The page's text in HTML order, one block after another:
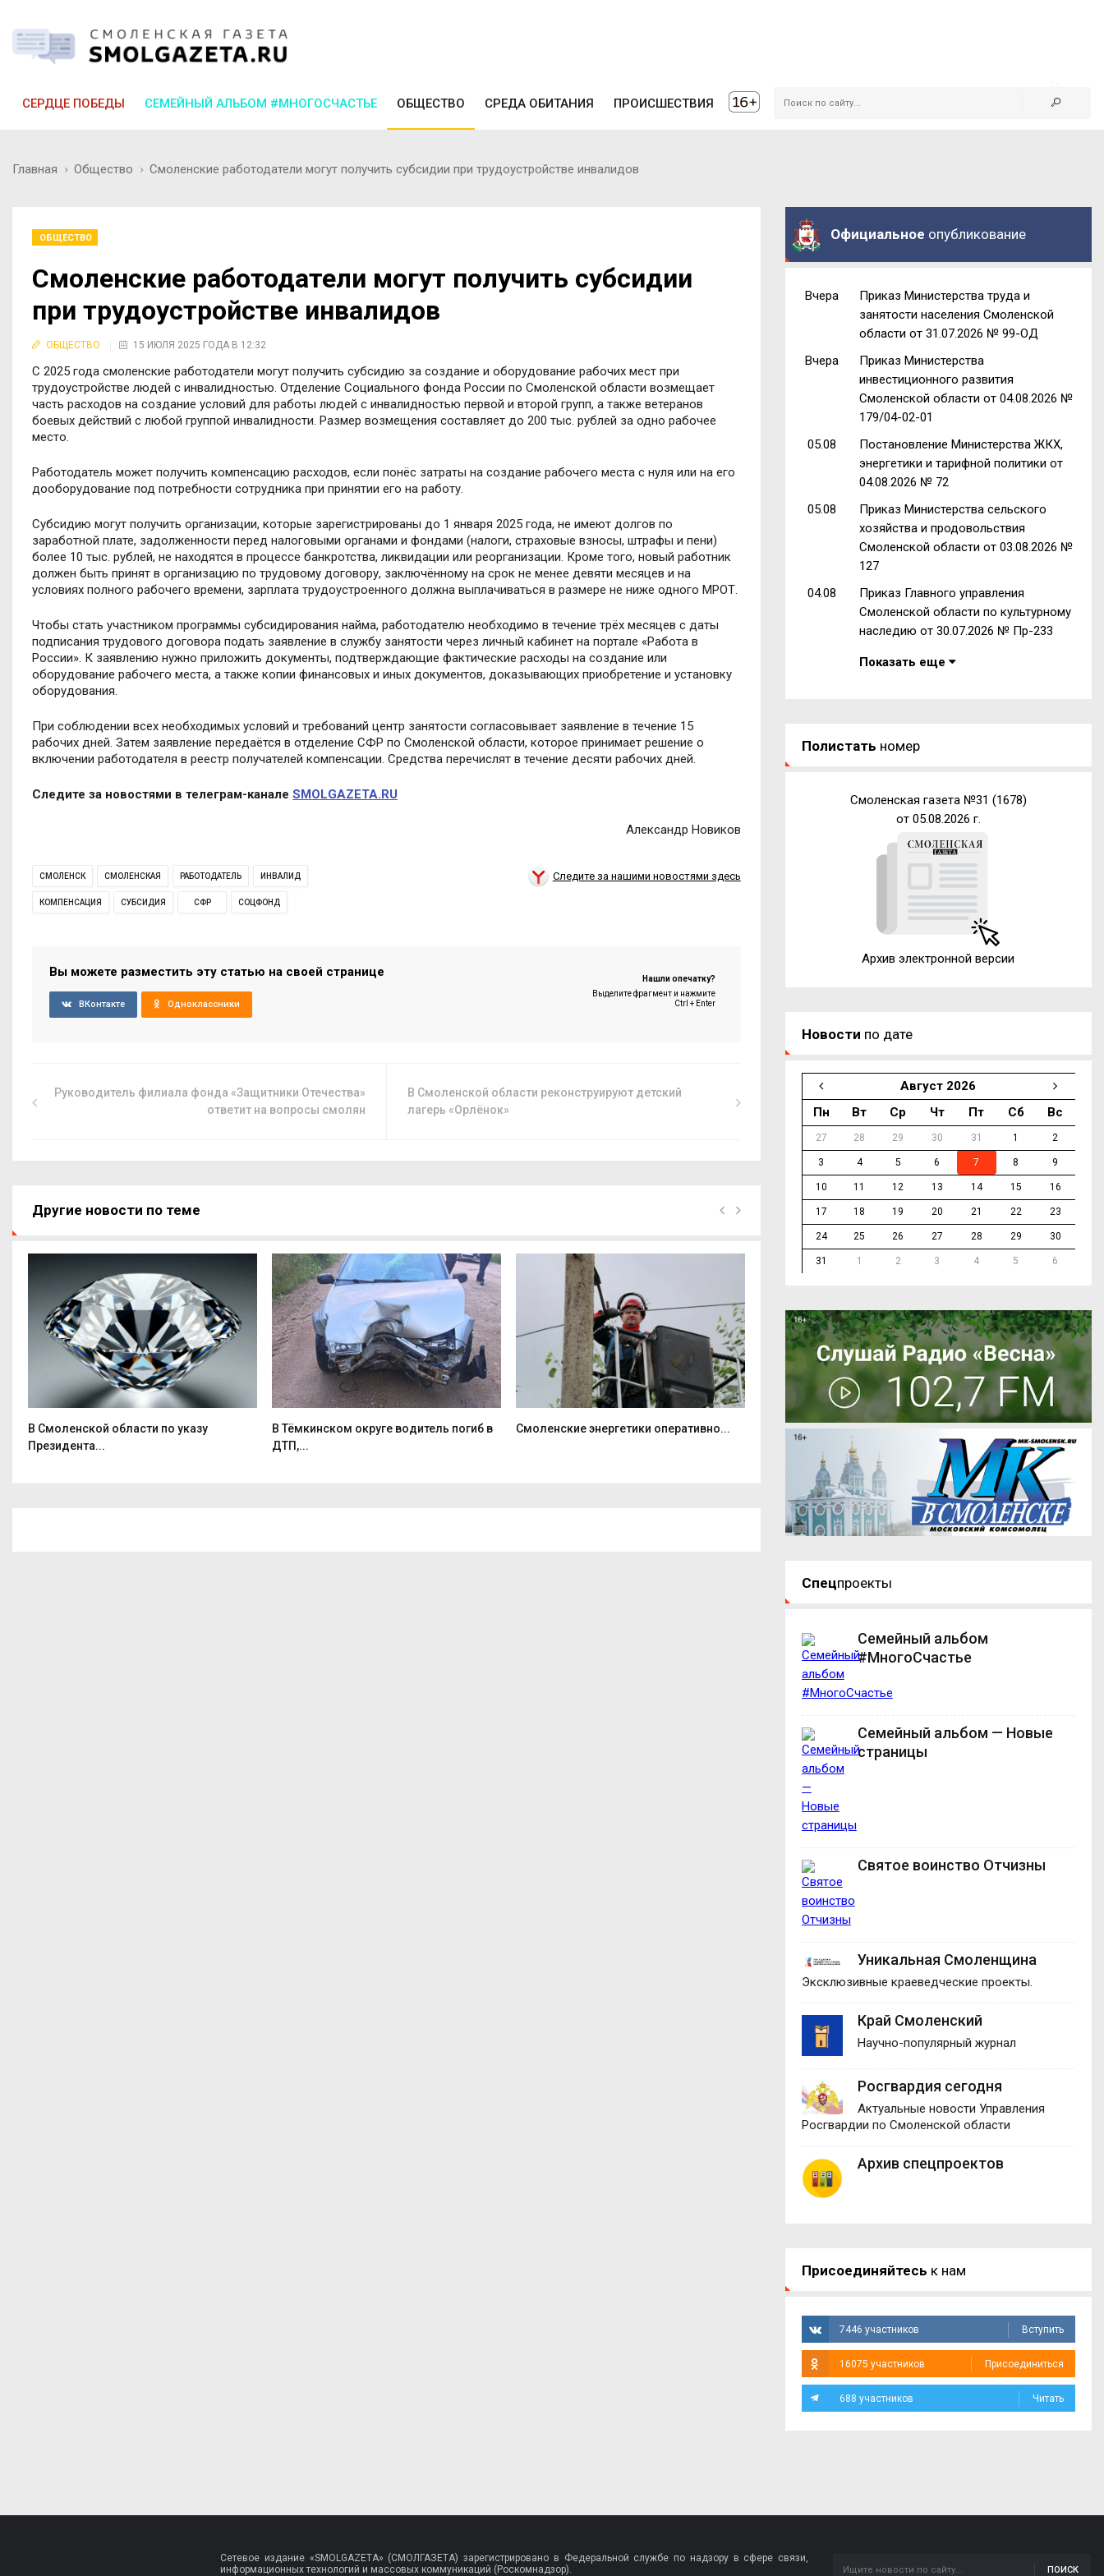
СЕРДЦЕ ПОБЕДЫ СЕМЕЙНЫЙ АЛЬБОМ #МНОГОСЧАСТЬЕ ОБЩЕСТВО СРЕДА ОБИТАНИЯ ПРОИСШЕСТВИЯ
Главная Общество Смоленские работодатели могут получить субсидии при трудоустройстве инвалидов
ОБЩЕСТВО
Смоленские работодатели могут получить субсидии
при трудоустройстве инвалидов
ОБЩЕСТВО 15 ИЮЛЯ 2025 ГОДА В 12:32
С 2025 года смоленские работодатели могут получить субсидию за создание и оборудование рабочих мест при
трудоустройстве людей с инвалидностью. Отделение Социального фонда России по Смоленской области возмещает
часть расходов на создание условий для работы людей с инвалидностью первой и второй групп, а также ветеранов
боевых действий с любой группой инвалидности. Размер возмещения составляет до 200 тыс. рублей за одно рабочее
место.
Работодатель может получить компенсацию расходов, если понёс затраты на создание рабочего места с нуля или на его
дооборудование под потребности сотрудника при принятии его на работу.
Субсидию могут получить организации, которые зарегистрированы до 1 января 2025 года, не имеют долгов по
заработной плате, задолженности перед налоговыми органами и фондами (налоги, страховые взносы, штрафы и пени)
более 10 тыс. рублей, не находятся в процессе банкротства, ликвидации или реорганизации. Кроме того, новый работник
должен быть принят в организацию по трудовому договору, заключённому на срок не менее девяти месяцев и на
условиях полного рабочего времени, зарплата трудоустроенного должна выплачиваться в размере не ниже одного МРОТ.
Чтобы стать участником программы субсидирования найма, работодателю необходимо в течение трёх месяцев с даты
подписания трудового договора подать заявление в службу занятости через личный кабинет на портале «Работа в
России». К заявлению нужно приложить документы, подтверждающие фактические расходы на создание или
оборудование рабочего места, а также копии финансовых и иных документов, доказывающих приобретение и установку
оборудования.
При соблюдении всех необходимых условий и требований центр занятости согласовывает заявление в течение 15
рабочих дней. Затем заявление передаётся в отделение СФР по Смоленской области, которое принимает решение о
включении работодателя в реестр получателей компенсации. Средства перечислят в течение десяти рабочих дней.
Следите за новостями в телеграм-канале SMOLGAZETA.RU
Александр Новиков
СМОЛЕНСК СМОЛЕНСКАЯ РАБОТОДАТЕЛЬ ИНВАЛИД
КОМПЕНСАЦИЯ СУБСИДИЯ СФР СОЦФОНД
Следите за нашими новостями здесь
Вы можете разместить эту статью на своей странице
ВКонтакте Одноклассники
Нашли опечатку?
Выделите фрагмент и нажмите
Ctrl + Enter
Руководитель филиала фонда «Защитники Отечества»
ответит на вопросы смолян
В Смоленской области реконструируют детский
лагерь «Орлёнок»
Другие новости по теме
В Смоленской области по указу
Президента...
В Тёмкинском округе водитель погиб в
ДТП,...
Смоленские энергетики оперативно...
Депутат Государственной Думы Артём
Официальное опубликование
Вчера
Приказ Министерства труда и
занятости населения Смоленской
области от 31.07.2026 № 99-ОД
Вчера
Приказ Министерства
инвестиционного развития
Смоленской области от 04.08.2026 №
179/04-02-01
05.08
Постановление Министерства ЖКХ,
энергетики и тарифной политики от
04.08.2026 № 72
05.08
Приказ Министерства сельского
хозяйства и продовольствия
Смоленской области от 03.08.2026 №
127
04.08
Приказ Главного управления
Смоленской области по культурному
наследию от 30.07.2026 № Пр-233
Показать еще
Полистать номер
Смоленская газета №31 (1678)
от 05.08.2026 г.
Архив электронной версии
Новости по дате
Август 2026
Пн
Вт Ср Чт Пт Сб Вс
27 28 29 30 31 1 2
3 4 5 6 7 8 9
10 11 12 13 14 15 16
17 18 19 20 21 22 23
24 25 26 27 28 29 30
31 1 2 3 4 5 6
Спецпроекты
Семейный альбом
#МногоСчастье
Семейный альбом — Новые
страницы
Святое воинство Отчизны
Уникальная Смоленщина
Эксклюзивные краеведческие проекты.
Край Смоленский
Научно-популярный журнал
Росгвардия сегодня
Актуальные новости Управления
Росгвардии по Смоленской области
Архив спецпроектов
Присоединяйтесь к нам
7446 участников Вступить
16075 участников Присоединиться
688 участников Читать
Сетевое издание «SMOLGAZETA» (СМОЛГАЗЕТА) зарегистрировано в Федеральной службе по надзору в сфере связи,
информационных технологий и массовых коммуникаций (Роскомнадзор).
ПОИСК